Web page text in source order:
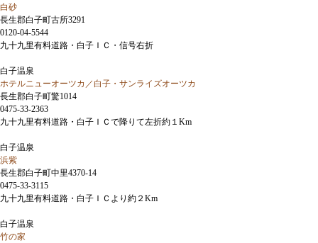
白砂
長生郡白子町古所3291
0120-04-5544
九十九里有料道路・白子ＩＣ・信号右折
白子温泉
ホテルニューオーツカ／白子・サンライズオーツカ
長生郡白子町驚1014
0475-33-2363
九十九里有料道路・白子ＩＣで降りて左折約１Km
白子温泉
浜紫
長生郡白子町中里4370-14
0475-33-3115
九十九里有料道路・白子ＩＣより約２Km
白子温泉
竹の家